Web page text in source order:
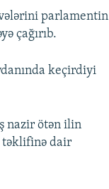
parlamentin
çağırıb.
keçirdiyi
nazir ötən ilin
təklifinə dair